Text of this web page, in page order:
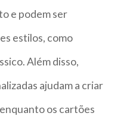
e podem ser
estilos, como
Além disso,
ajudam a criar
os cartões